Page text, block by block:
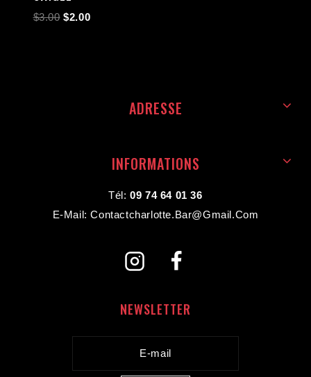
$3.00 $2.00
ADRESSE
INFORMATIONS
Tél:09 74 64 01 36
E-Mail: Contactcharlotte.bar@gmail.com
NEWSLETTER